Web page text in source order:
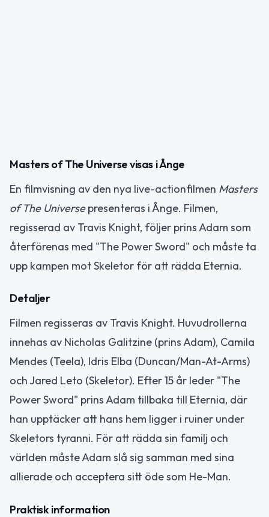
Masters of The Universe visas i Ånge
En filmvisning av den nya live-actionfilmen Masters
of The Universepresenteras i Ånge. Filmen,
regisserad av Travis Knight, följer prins Adam som
återförenas med "The Power Sword" och måste ta
upp kampen mot Skeletor för att rädda Eternia.
Detaljer
Filmen regisseras av Travis Knight. Huvudrollerna
innehas av Nicholas Galitzine (prins Adam), Camila
Mendes (Teela), Idris Elba (Duncan/Man-At-Arms)
och Jared Leto (Skeletor). Efter 15 år leder "The
Power Sword" prins Adam tillbaka till Eternia, där
han upptäcker att hans hem ligger i ruiner under
Skeletors tyranni. För att rädda sin familj och
världen måste Adam slå sig samman med sina
allierade och acceptera sitt öde som He-Man.
Praktisk information